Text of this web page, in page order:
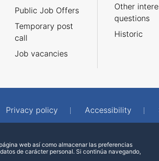
Public Job Offers
Temporary post
call
Job vacancies
Other
questions
Historic
Privacy policy Accessibility
web así como almacenar las preferencias
de carácter personal. Si continúa navegando,